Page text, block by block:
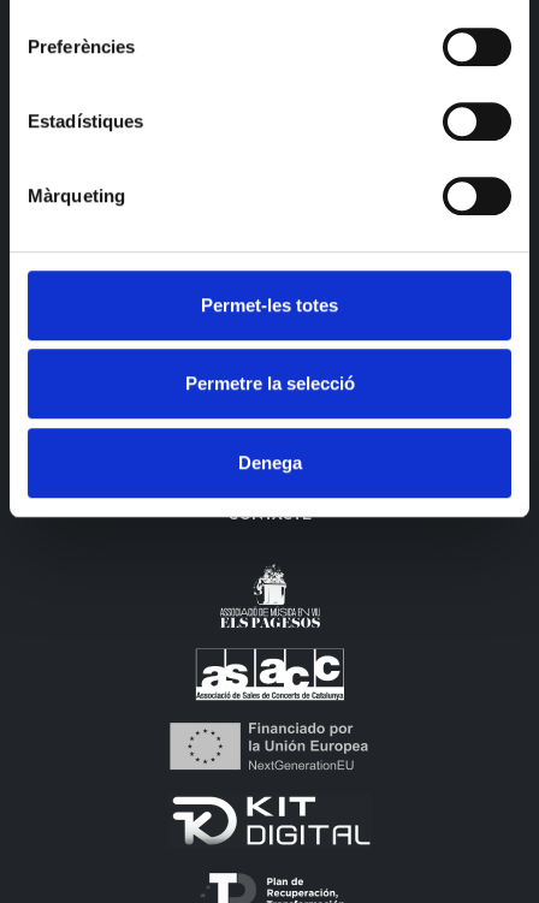
Preferències
Estadístiques
Màrqueting
Permet-les totes
Permetre la selecció
Denega
AGENDA
TICKETS
LA SALA
CARTA
CONTACTE